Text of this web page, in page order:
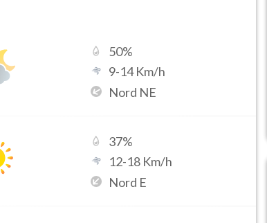
50%
9-14Km/h
Nord NE
37%
12-18 Km/h
Nord E